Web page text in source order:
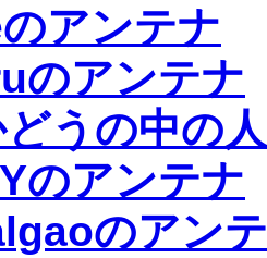
アンテナ
のアンテナ
うの中の
のアンテナ
のアン